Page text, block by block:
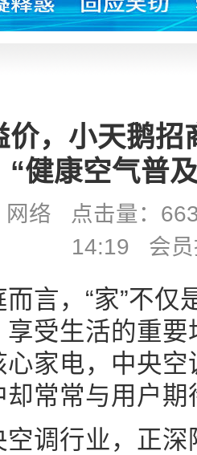
价，小天鹅招
“健康空气普
网络 点击量：
14:19 会员
言，“家”不
受生活的重
心家电，中央
常常与用户
调行业，正深